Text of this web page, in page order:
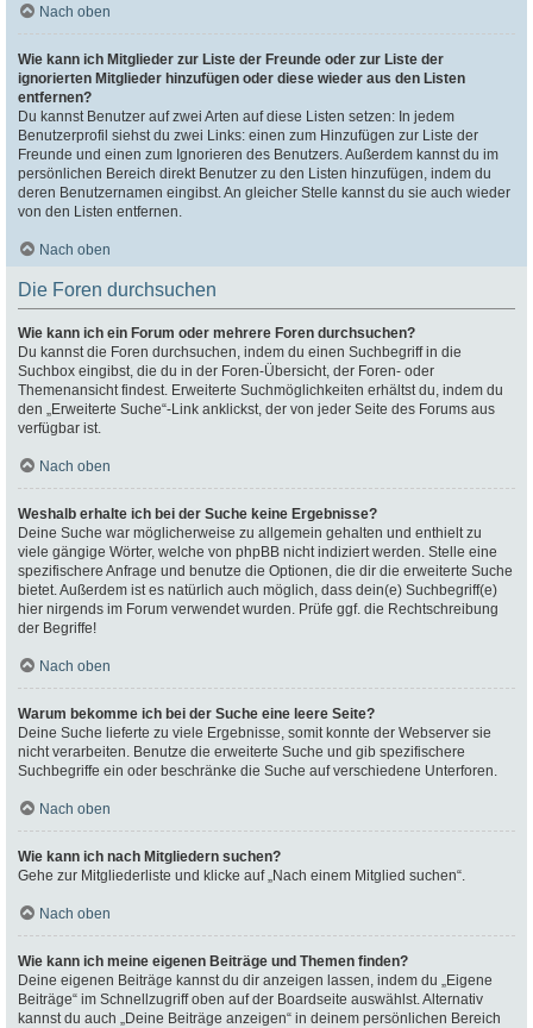
Nach oben
Wie kann ich Mitglieder zur Liste der Freunde oder zur Liste der
ignorierten Mitglieder hinzufügen oder diese wieder aus den Listen
entfernen?
Du kannst Benutzer auf zwei Arten auf diese Listen setzen: In jedem
Benutzerprofil siehst du zwei Links: einen zum Hinzufügen zur Liste der
Freunde und einen zum Ignorieren des Benutzers. Außerdem kannst du im
persönlichen Bereich direkt Benutzer zu den Listen hinzufügen, indem du
deren Benutzernamen eingibst. An gleicher Stelle kannst du sie auch wieder
von den Listen entfernen.
Nach oben
Die Foren durchsuchen
Wie kann ich ein Forum oder mehrere Foren durchsuchen?
Du kannst die Foren durchsuchen, indem du einen Suchbegriff in die
Suchbox eingibst, die du in der Foren-Übersicht, der Foren- oder
Themenansicht findest. Erweiterte Suchmöglichkeiten erhältst du, indem du
den „Erweiterte Suche“-Link anklickst, der von jeder Seite des Forums aus
verfügbar ist.
Nach oben
Weshalb erhalte ich bei der Suche keine Ergebnisse?
Deine Suche war möglicherweise zu allgemein gehalten und enthielt zu
viele gängige Wörter, welche von phpBB nicht indiziert werden. Stelle eine
spezifischere Anfrage und benutze die Optionen, die dir die erweiterte Suche
bietet. Außerdem ist es natürlich auch möglich, dass dein(e) Suchbegriff(e)
hier nirgends im Forum verwendet wurden. Prüfe ggf. die Rechtschreibung
der Begriffe!
Nach oben
Warum bekomme ich bei der Suche eine leere Seite?
Deine Suche lieferte zu viele Ergebnisse, somit konnte der Webserver sie
nicht verarbeiten. Benutze die erweiterte Suche und gib spezifischere
Suchbegriffe ein oder beschränke die Suche auf verschiedene Unterforen.
Nach oben
Wie kann ich nach Mitgliedern suchen?
Gehe zur Mitgliederliste und klicke auf „Nach einem Mitglied suchen“.
Nach oben
Wie kann ich meine eigenen Beiträge und Themen finden?
Deine eigenen Beiträge kannst du dir anzeigen lassen, indem du „Eigene
Beiträge“ im Schnellzugriff oben auf der Boardseite auswählst. Alternativ
kannst du auch „Deine Beiträge anzeigen“ in deinem persönlichen Bereich